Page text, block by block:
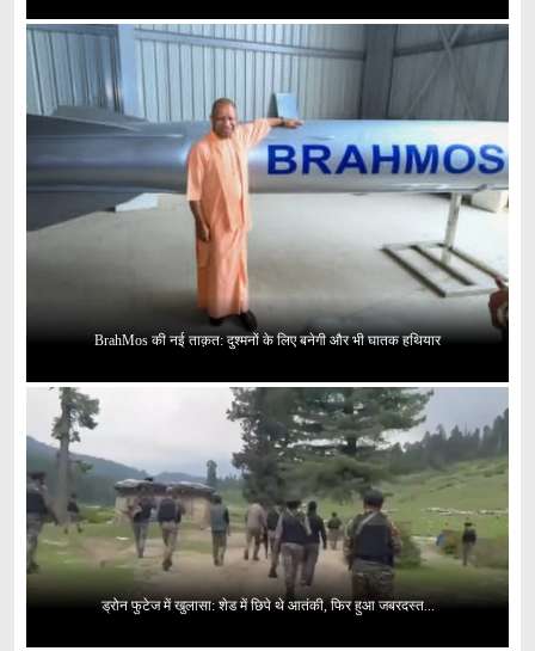
BrahMos की नई ताक़त: दुश्मनों के लिए बनेगी और भी घातक हथियार
ड्रोन फुटेज में खुलासा: शेड में छिपे थे आतंकी, फिर हुआ जबरदस्त...